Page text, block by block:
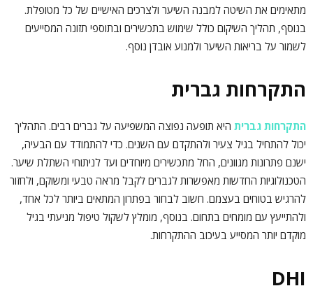
מתאימים את השיטה למבנה השיער ולצרכים האישיים של כל מטופלת.
בנוסף, תהליך השיקום כולל שימוש בתכשירים ובתוספי תזונה המסייעים
לשמור על בריאות השיער ולמנוע אובדן נוסף.
התקרחות גברית
התקרחות גברית היא תופעה נפוצה המשפיעה על גברים רבים. התהליך
יכול להתחיל בגיל צעיר ולהתקדם עם השנים. כדי להתמודד עם הבעיה,
ישנם פתרונות מגוונים, החל מתכשירים מיוחדים ועד לניתוחי השתלת שיער.
הטכנולוגיות החדשות מאפשרות לגברים לקבל מראה טבעי ומשוקם, ולחזור
להרגיש בטוחים בעצמם. חשוב לבחור בפתרון המתאים ביותר לכל אחד,
ולהתייעץ עם מומחים בתחום. בנוסף, מומלץ לשקול טיפול מניעתי בגיל
מוקדם יותר המסייע בעיכוב ההתקרחות.
DHI